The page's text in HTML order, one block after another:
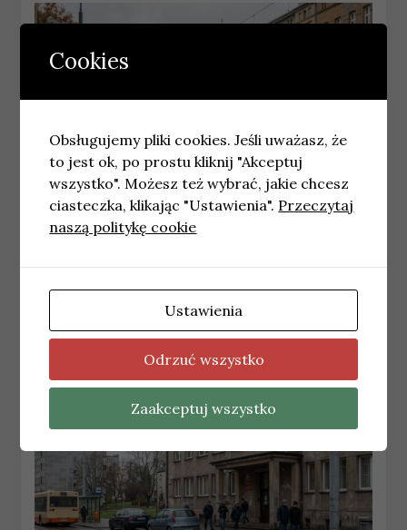
BIAŁYSTOK
Wyszyńskiego / Urząd Marszałkowski od
21 kwietnia
redakcja
Cookies
Obsługujemy pliki cookies. Jeśli uważasz, że
to jest ok, po prostu kliknij "Akceptuj
wszystko". Możesz też wybrać, jakie chcesz
ciasteczka, klikając "Ustawienia". Przeczytaj
naszą politykę cookie
Ustawienia
Odrzuć wszystko
Zaakceptuj wszystko